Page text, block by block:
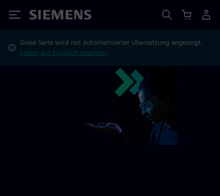
Siemens
Diese Seite wird mit automatisierter Übersetzung angezeigt.
Lieber auf Englisch ansehen?